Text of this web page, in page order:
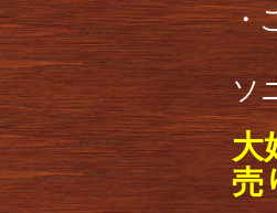
・
ソ
大
売